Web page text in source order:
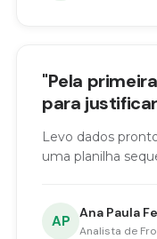
"Pela
para
Levo dados
uma planilha
AP Ana Paula
Analista de